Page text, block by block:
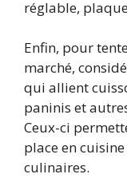
réglable,
Enfin, pour
marché,
qui allient
paninis et
Ceux-ci
place en
culinaires.